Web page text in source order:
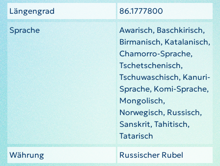
Längengrad
86.1777800
Sprache
Awarisch, Baschkirisch,
Birmanisch, Katalanisch,
Chamorro-Sprache,
Tschetschenisch,
Tschuwaschisch, Kanuri-
Sprache, Komi-Sprache,
Mongolisch,
Norwegisch, Russisch,
Sanskrit, Tahitisch,
Tatarisch
Währung
Russischer Rubel